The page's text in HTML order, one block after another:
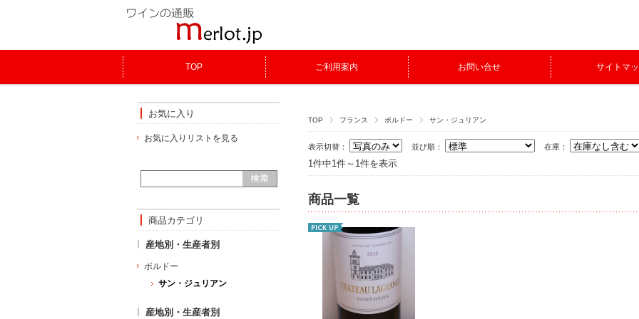
TOP ご利用案内 お問い合せ サイトマ
TOP フランス ボルドー サン・ジュリアン
表示切替： 並び順： 在庫：
1件中1件～1件を表示
商品一覧
お気に入り
お気に入りリストを見る
商品カテゴリ
産地別・生産者別
ボルドー
サン・ジュリアン
産地別・生産者別